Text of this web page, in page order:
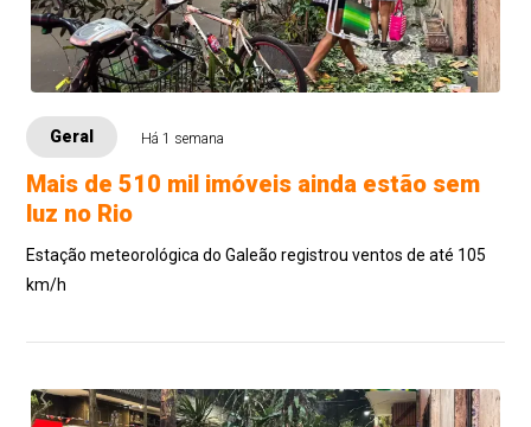
Geral Há 1 semana
Mais de 510 mil imóveis ainda estão sem
luz no Rio
Estação meteorológica do Galeão registrou ventos de até 105
km/h